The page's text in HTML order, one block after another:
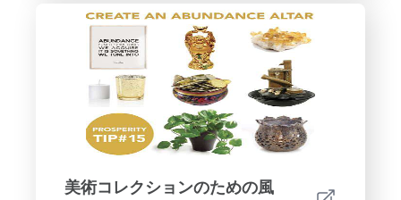
美術コレクションのための風